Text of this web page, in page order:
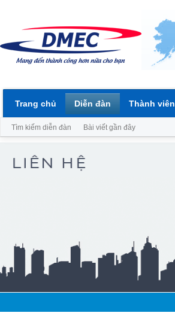
Trang chủ Diễn đàn
Tìm kiếm diễn đàn Bài viết gần đây
Thành viên